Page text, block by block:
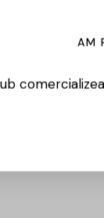
Jumilla,
la o
o identitate
procese
AM